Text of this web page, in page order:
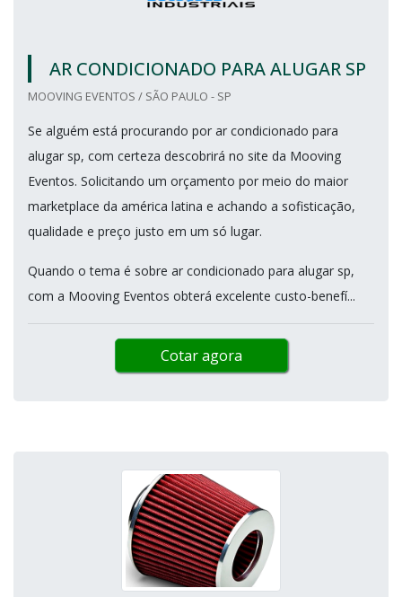
AR CONDICIONADO PARA ALUGAR SP
MOOVING EVENTOS / SÃO PAULO - SP
Se alguém está procurando por ar condicionado para
alugar sp, com certeza descobrirá no site da Mooving
Eventos. Solicitando um orçamento por meio do maior
marketplace da américa latina e achando a sofisticação,
qualidade e preço justo em um só lugar.
Quando o tema é sobre ar condicionado para alugar sp,
com a Mooving Eventos obterá excelente custo-benefí...
Cotar agora